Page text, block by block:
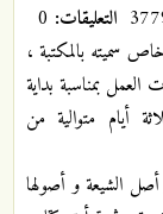
التعليقات:
سميته بالمكتبة ،
بمناسبة بداية
أيام متوالية من
الشيعة و أصولها